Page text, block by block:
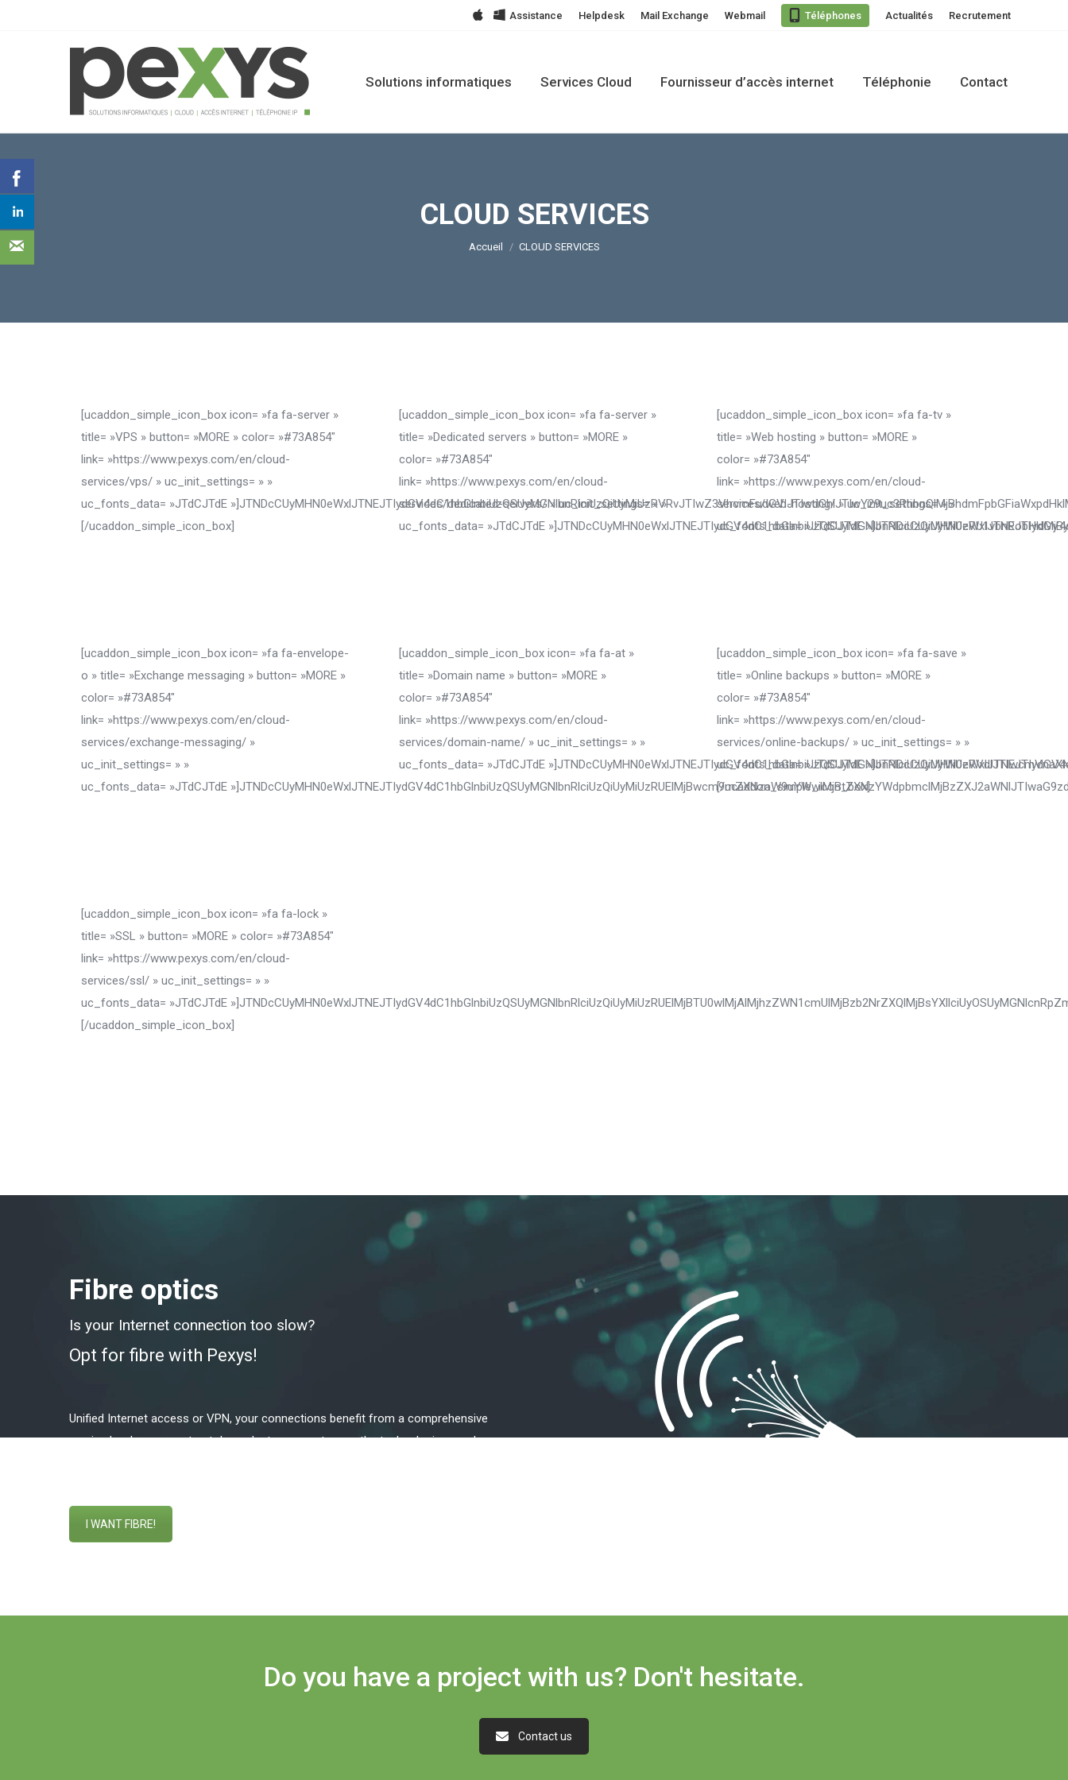
Assistance Helpdesk Mail Exchange Webmail Téléphones Actualités Recrutement
Solutions informatiques Services Cloud Fournisseur d’accès internet Téléphonie Contact
CLOUD SERVICES
Vous êtes ici :
Accueil CLOUD SERVICES
[ucaddon_simple_icon_box icon= »fa fa-server »
title= »VPS » button= »MORE » color= »#73A854″
link= »https://www.pexys.com/en/cloud-
services/vps/ » uc_init_settings= » »
uc_fonts_data= »JTdCJTdE
[/ucaddon_simple_icon_box]
[ucaddon_simple_icon_box icon= »fa fa-server »
title= »Dedicated servers » button= »MORE »
color= »#73A854″
link= »https://www.pexys.com/en/cloud-
services/dedicated-servers/ » uc_init_settings= » »
uc_fonts_data= »JTdCJTdE
[ucaddon_simple_icon_box icon= »fa fa-tv »
title= »Web hosting » button= »MORE »
color= »#73A854″
link= »https://www.pexys.com/en/cloud-
services/web-hosting/ » uc_init_settings= » »
uc_fonts_data= »JTdCJTdE
[ucaddon_simple_icon_box icon= »fa fa-envelope-
o » title= »Exchange messaging » button= »MORE »
color= »#73A854″
link= »https://www.pexys.com/en/cloud-
services/exchange-messaging/ »
uc_init_settings= » »
uc_fonts_data= »JTdCJTdE
[ucaddon_simple_icon_box icon= »fa fa-at »
title= »Domain name » button= »MORE »
color= »#73A854″
link= »https://www.pexys.com/en/cloud-
services/domain-name/ » uc_init_settings= » »
uc_fonts_data= »JTdCJTdE
[ucaddon_simple_icon_box icon= »fa fa-save »
title= »Online backups » button= »MORE »
color= »#73A854″
link= »https://www.pexys.com/en/cloud-
services/online-backups/ » uc_init_settings= » »
uc_fonts_data= »JTdCJTdE
[/ucaddon_simple_icon_box]
[ucaddon_simple_icon_box icon= »fa fa-lock »
title= »SSL » button= »MORE » color= »#73A854″
link= »https://www.pexys.com/en/cloud-
services/ssl/ » uc_init_settings= » »
uc_fonts_data= »JTdCJTdE
[/ucaddon_simple_icon_box]
Fibre optics
Is your Internet connection too slow?
Opt for fibre with Pexys!
Unified Internet access or VPN, your connections benefit from a comprehensive
service level agreement not dependent on operators or the technologies used, as
I WANT FIBRE!
Do you have a project with us? Don't hesitate.
Contact us